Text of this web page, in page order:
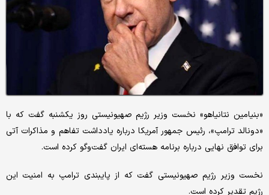
«بنیامین نتانیاهو» نخست وزیر رژیم صهیونیستی روز یکشنبه گفت که با
«دونالد ترامپ»، رئیس جمهور آمریکا درباره یادداشت تفاهم و مذاکرات آتی
برای توافق نهایی درباره برنامه هسته‌ای ایران گفت‌وگو کرده است.
نخست وزیر رژیم صهیونیستی گفت که از پایبندی ترامپ به امنیت این
رژیم تقدیر کرده است.